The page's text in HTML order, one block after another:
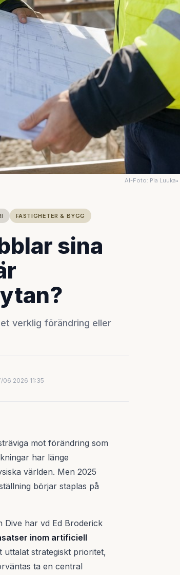
AI-Foto: Pia Luuka•
FASTIGHETER & BYGG
sina
verklig förändring eller
06 2026 11:35
mot förändring som
har länge
världen. Men 2025
börjar staplas på
Dive har vd Ed Broderick
inom artificiell
strategiskt prioritet,
ta en central